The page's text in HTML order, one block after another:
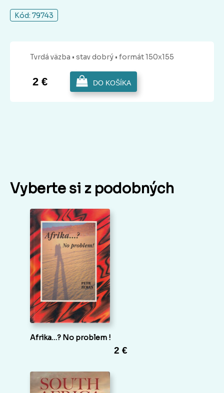
Kód: 79743
Tvrdá väzba • stav dobrý • formát 150x155
2 € DO KOŠÍKA
Vyberte si z podobných
Afrika…? No problem !
2 €